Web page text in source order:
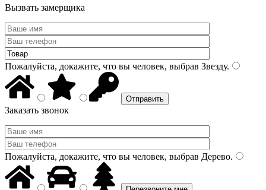
Вызвать замерщика
Пожалуйста, докажите, что вы человек, выбрав Звезду.
Заказать звонок
Пожалуйста, докажите, что вы человек, выбрав Дерево.